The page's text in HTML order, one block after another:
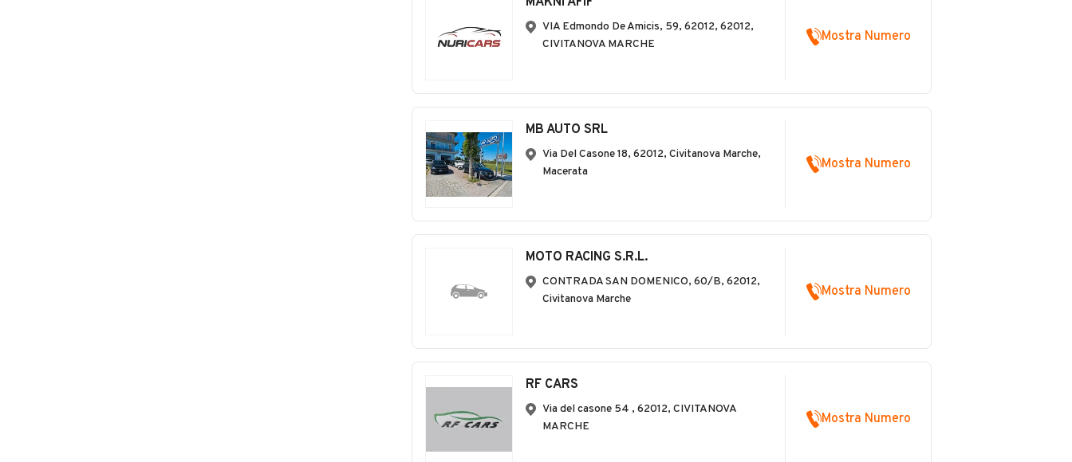
VIA Edmondo De Amicis, 59, 62012, 62012,
CIVITANOVA MARCHE
Mostra Numero
MB AUTO SRL
Via Del Casone 18, 62012, Civitanova Marche,
Macerata
Mostra Numero
MOTO RACING S.R.L.
CONTRADA SAN DOMENICO, 60/B, 62012,
Civitanova Marche
Mostra Numero
RF CARS
Via del casone 54 , 62012, CIVITANOVA
MARCHE
Mostra Numero